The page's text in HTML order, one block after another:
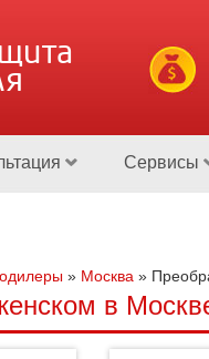
Сервисы
» Москва »
в